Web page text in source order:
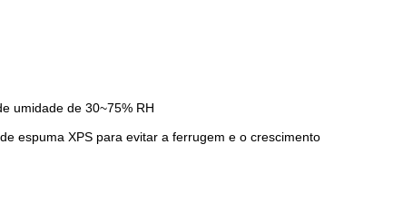
umidade de 30~75% RH
espuma XPS para evitar a ferrugem e o crescimento